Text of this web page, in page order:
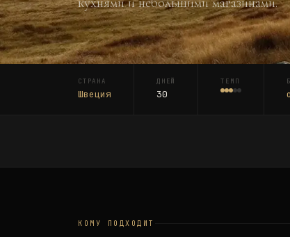
СТРАНА
Швеция
ДНЕЙ
30
ТЕМП
КОМУ ПОДХОДИТ